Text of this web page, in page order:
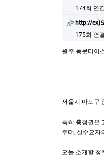
174회 연결
http://ex)
175회 연결
원주 동문디이
서울시 마포구
특히 충청권은
주며, 실수요자
오늘 소개할 청